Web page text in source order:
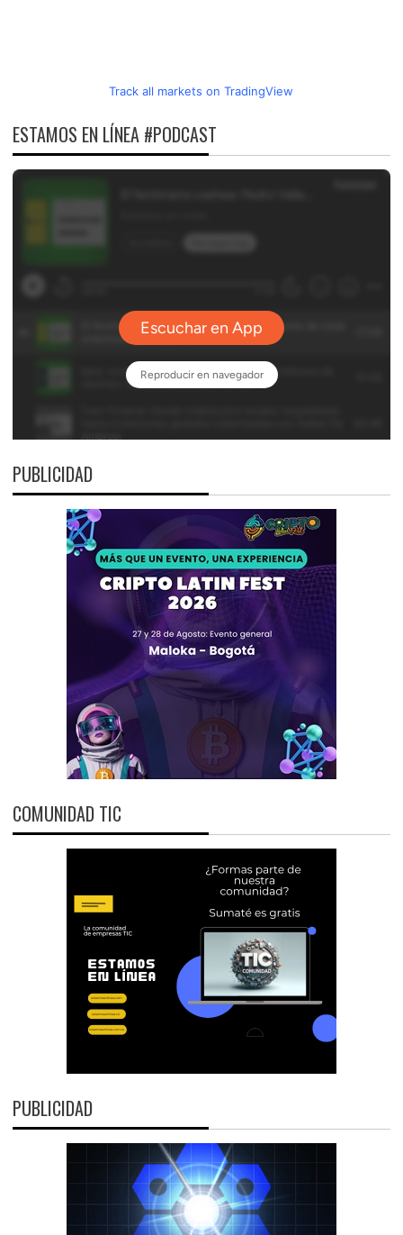
Track all markets on TradingView
ESTAMOS EN LÍNEA #PODCAST
PUBLICIDAD
COMUNIDAD TIC
PUBLICIDAD